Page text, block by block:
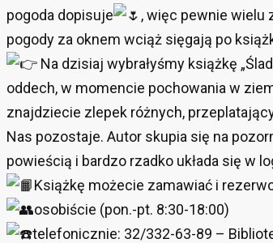
pogoda dopisuje
, więc pewnie wielu
pogody za oknem wciąż sięgają po
Na dzisiaj wybrałyśmy książkę
oddech, w momencie pochowania w
znajdziecie zlepek różnych,
Nas pozostaje. Autor skupia się na
powieścią i bardzo rzadko układa się w
Książkę możecie zamawiać i
osobiście (pon.-pt. 8:30-18:00)
telefonicznie: 32/332-63-89 –